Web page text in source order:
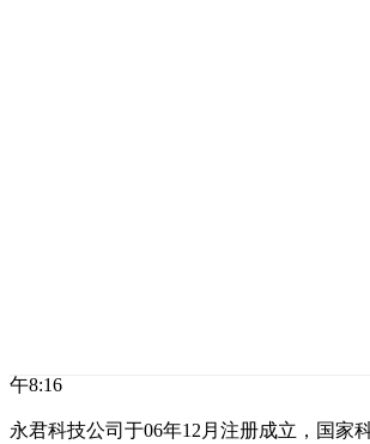
午8:16
永君科技公司于06年12月注册成立，国家